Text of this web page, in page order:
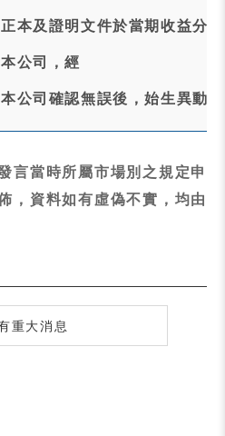
正本及證明文件於當期收益分
本公司，經
本公司確認無誤後，始生異動
言當時所屬市場別之規定申
，資料如有虛偽不實，均由
重大消息